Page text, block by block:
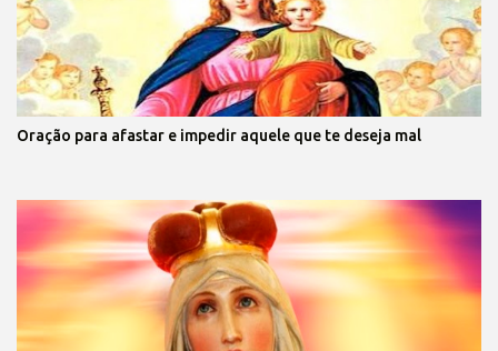
Oração para afastar e impedir aquele que te deseja mal